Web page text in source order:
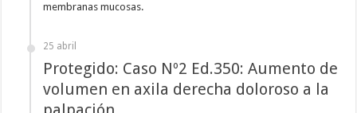
membranas mucosas.
25 abril
Protegido: Caso Nº2 Ed.350: Aumento de
volumen en axila derecha doloroso a la